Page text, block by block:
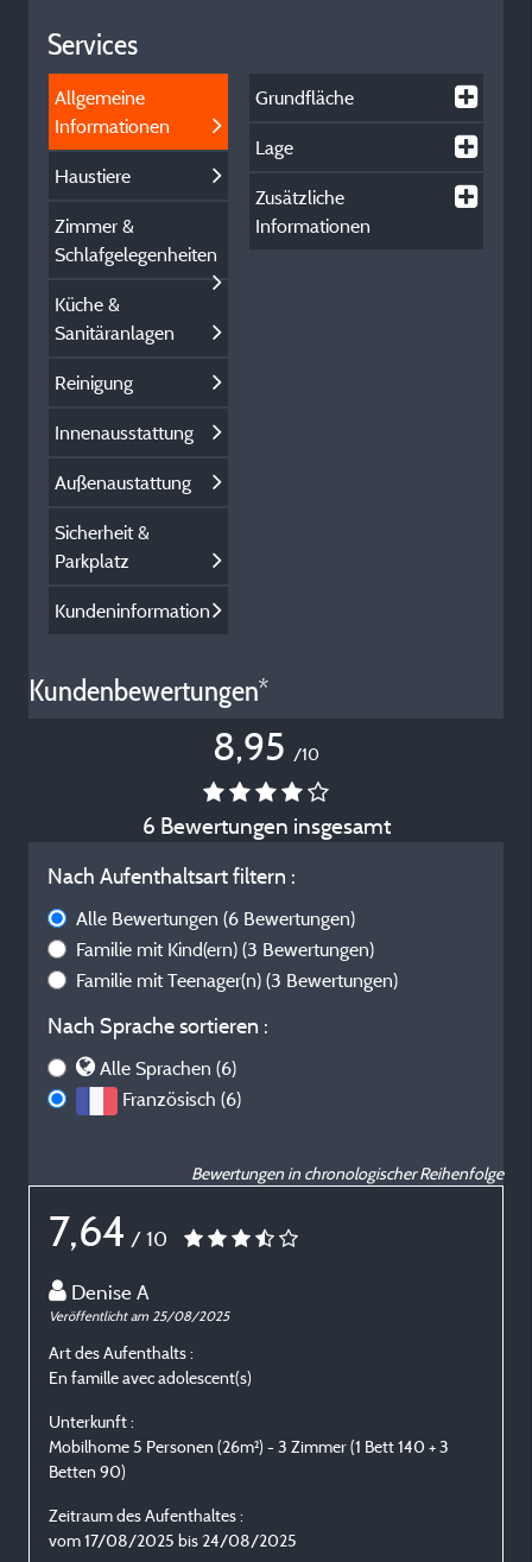
Services
Allgemeine
Informationen
Haustiere
Zimmer &
Schlafgelegenheiten
Küche &
Sanitäranlagen
Reinigung
Innenausstattung
Außenaustattung
Sicherheit &
Parkplatz
Kundeninformation
Grundfläche
Lage
Zusätzliche
Informationen
Kundenbewertungen*
8,95 /10
6 Bewertungen insgesamt
Nach Aufenthaltsart filtern :
Alle Bewertungen (6 Bewertungen)
Familie mit Kind(ern) (3 Bewertungen)
Familie mit Teenager(n) (3 Bewertungen)
Nach Sprache sortieren :
Alle Sprachen (6)
Französisch (6)
Bewertungen in chronologischer Reihenfolge
7,64 / 10
Denise A
Veröffentlicht am 25/08/2025
Art des Aufenthalts :
En famille avec adolescent(s)
Unterkunft :
Mobilhome 5 Personen (26m²) - 3 Zimmer (1 Bett 140 + 3
Betten 90)
Zeitraum des Aufenthaltes :
vom 17/08/2025 bis 24/08/2025